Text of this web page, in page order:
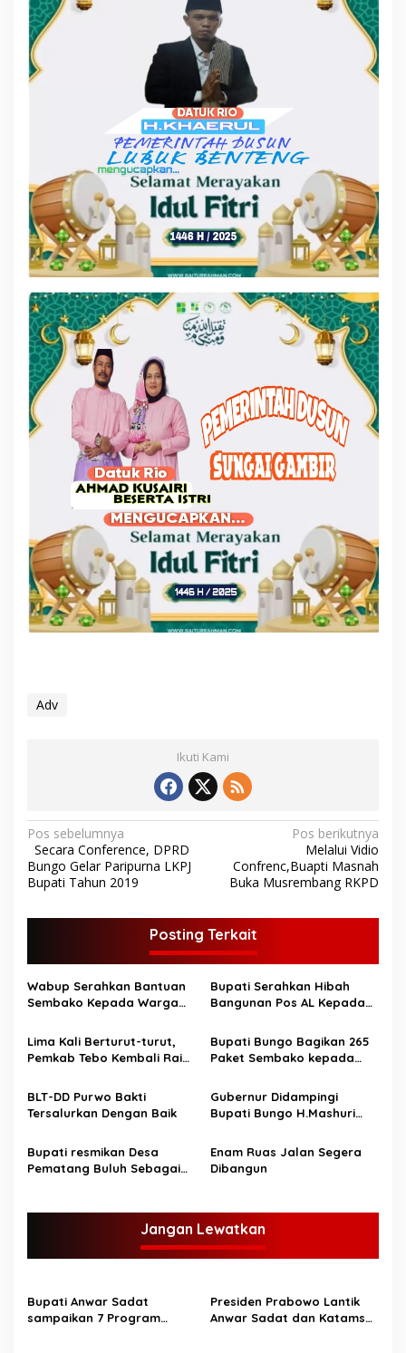
Adv
Ikuti Kami
N
a
v
i
a
s
i
p
o
s
Pos sebelumnya
Secara Conference, DPRD
Bungo Gelar Paripurna LKPJ
Bupati Tahun 2019
Pos berikutnya
Melalui Vidio
Confrenc,Buapti Masnah
Buka Musrembang RKPD
Posting Terkait
Wabup Serahkan Bantuan
Sembako Kepada Warga
Dusun Sungai Gambir
Bupati Serahkan Hibah
Bangunan Pos AL Kepada
Lima Kali Berturut-turut,
Pemkab Tebo Kembali Raih
Bupati Bungo Bagikan 265
Paket Sembako kepada
BLT-DD Purwo Bakti
Tersalurkan Dengan Baik
Gubernur Didampingi
Bupati Bungo H.Mashuri
Warga Bungo
Bupati resmikan Desa
Pematang Buluh Sebagai
Enam Ruas Jalan Segera
Dibangun
Jangan Lewatkan
Bupati Anwar Sadat
sampaikan 7 Program
Presiden Prabowo Lantik
Anwar Sadat dan Katamso